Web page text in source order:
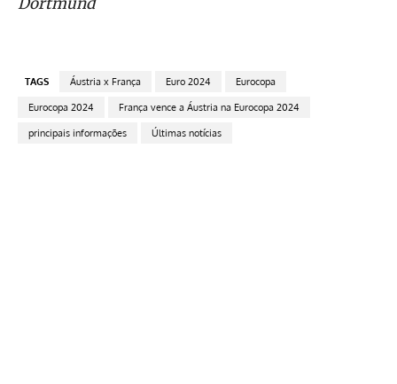
TAGS Áustria x França Euro 2024 Eurocopa
Eurocopa 2024 França vence a Áustria na Eurocopa 2024
principais informações Últimas notícias